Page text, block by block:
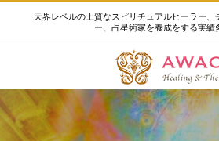
天界レベルの上質なスピリチュアルヒーラー、
ー、占星術家を養成をする実績